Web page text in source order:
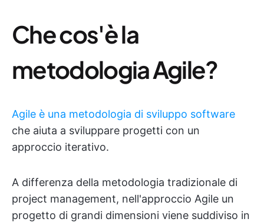
Che cos'è la
metodologia Agile?
Agile è una metodologia di sviluppo software
che aiuta a sviluppare progetti con un
approccio iterativo.
A differenza della metodologia tradizionale di
project management, nell'approccio Agile un
progetto di grandi dimensioni viene suddiviso in